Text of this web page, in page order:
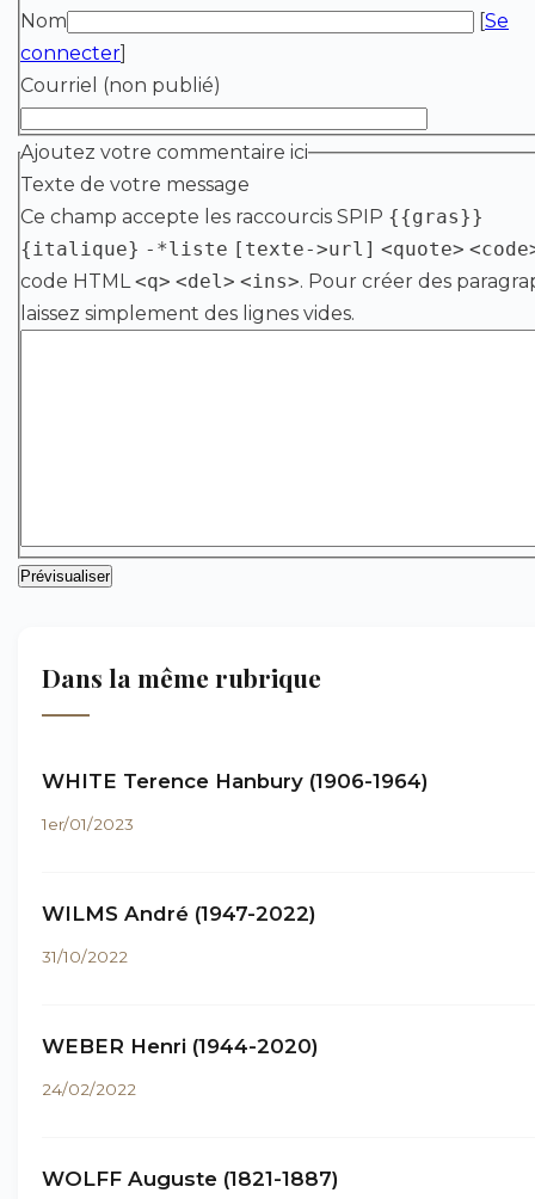
Nom [Se
connecter]
Courriel (non publié)
Ajoutez votre commentaire ici
Texte de votre message
Ce champ accepte les raccourcis SPIP {{gras}}
{italique} -*liste [texte->url] <quote>
code HTML<q> <del> <ins>. Pour créer des
laissez simplement des lignes vides.
Dans la même rubrique
WHITE Terence Hanbury (1906-1964)
1er/01/2023
WILMS André (1947-2022)
31/10/2022
WEBER Henri (1944-2020)
24/02/2022
WOLFF Auguste (1821-1887)